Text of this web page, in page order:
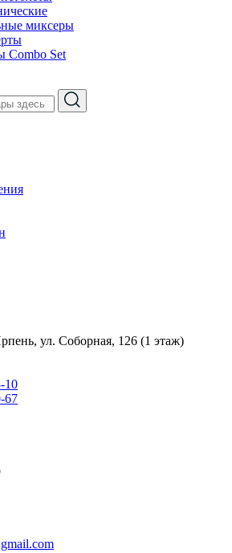
миксеры
Combo Set
ул. Соборная, 126 (1 этаж)
10
67